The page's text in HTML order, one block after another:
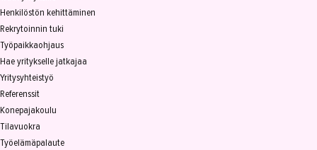
Henkilöstön kehittäminen
Rekrytoinnin tuki
Työpaikkaohjaus
Hae yritykselle jatkajaa
Yritysyhteistyö
Referenssit
Konepajakoulu
Tilavuokra
Työelämäpalaute